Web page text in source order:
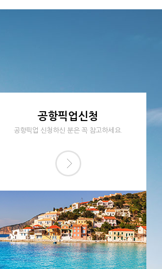
공항픽업신청
공항픽업 신청하신 분은 꼭 참고하세요.